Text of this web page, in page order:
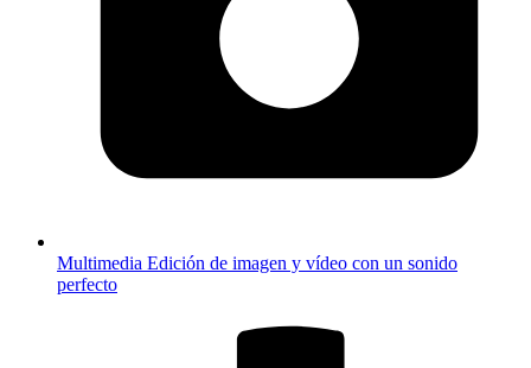
Multimedia Edición de imagen y vídeo con un sonido
perfecto